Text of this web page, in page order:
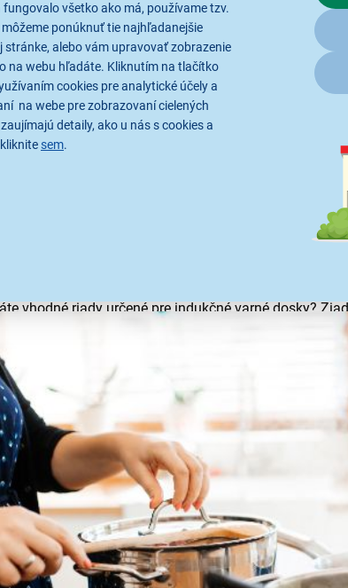
všetko ako má, používame tzv.
ponúknuť tie najhľadanejšie
alebo vám upravovať zobrazenie
na webu hľadáte. Kliknutím na tlačítko
cookies pre analytické účely a
na webe pre zobrazovaní cielených
detaily, ako u nás s cookies a
sem.
riad pre indukčné
varné dosky by mal byť vyrobený zo špeciálneho
vhodné riady určené pre indukčné varné dosky?
platne
môžete, bez starostí, použiť na varenie svoje